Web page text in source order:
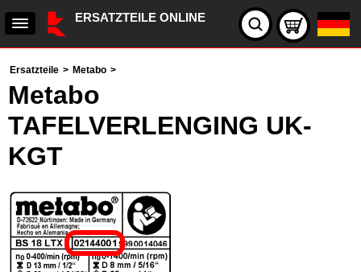
ERSATZTEILE ONLINE
Ersatzteile > Metabo >
Metabo
TAFELVERLENGING UK-
KGT